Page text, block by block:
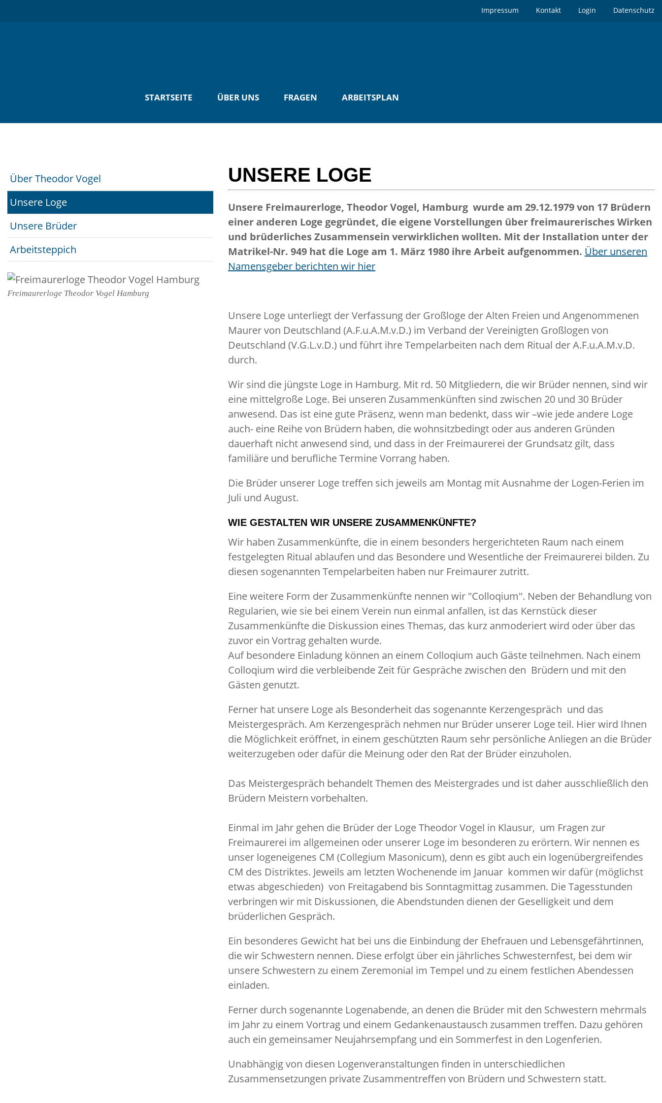
Impressum Kontakt Login Datenschutz
STARTSEITE ÜBER UNS FRAGEN ARBEITSPLAN
UNSERE LOGE
Unsere Freimaurerloge, Theodor Vogel, Hamburg wurde am 29.12.1979 von 17 Brüdern
einer anderen Loge gegründet, die eigene Vorstellungen über freimaurerisches Wirken
und brüderliches Zusammensein verwirklichen wollten. Mit der Installation unter der
Matrikel-Nr. 949 hat die Loge am 1. März 1980 ihre Arbeit aufgenommen. Über unseren
Namensgeber berichten wir hier
Unsere Loge unterliegt der Verfassung der Großloge der Alten Freien und Angenommenen
Maurer von Deutschland (A.F.u.A.M.v.D.) im Verband der Vereinigten Großlogen von
Deutschland (V.G.L.v.D.) und führt ihre Tempelarbeiten nach dem Ritual der A.F.u.A.M.v.D.
durch.
Wir sind die jüngste Loge in Hamburg. Mit rd. 50 Mitgliedern, die wir Brüder nennen, sind wir
eine mittelgroße Loge. Bei unseren Zusammenkünften sind zwischen 20 und 30 Brüder
anwesend. Das ist eine gute Präsenz, wenn man bedenkt, dass wir –wie jede andere Loge
auch- eine Reihe von Brüdern haben, die wohnsitzbedingt oder aus anderen Gründen
dauerhaft nicht anwesend sind, und dass in der Freimaurerei der Grundsatz gilt, dass
familiäre und berufliche Termine Vorrang haben.
Die Brüder unserer Loge treffen sich jeweils am Montag mit Ausnahme der Logen-Ferien im
Juli und August.
WIE GESTALTEN WIR UNSERE ZUSAMMENKÜNFTE?
Wir haben Zusammenkünfte, die in einem besonders hergerichteten Raum nach einem
festgelegten Ritual ablaufen und das Besondere und Wesentliche der Freimaurerei bilden. Zu
diesen sogenannten Tempelarbeiten haben nur Freimaurer zutritt.
Eine weitere Form der Zusammenkünfte nennen wir "Colloqium". Neben der Behandlung von
Regularien, wie sie bei einem Verein nun einmal anfallen, ist das Kernstück dieser
Zusammenkünfte die Diskussion eines Themas, das kurz anmoderiert wird oder über das
zuvor ein Vortrag gehalten wurde.
Auf besondere Einladung können an einem Colloqium auch Gäste teilnehmen. Nach einem
Colloqium wird die verbleibende Zeit für Gespräche zwischen den Brüdern und mit den
Gästen genutzt.
Ferner hat unsere Loge als Besonderheit das sogenannte Kerzengespräch und das
Meistergespräch. Am Kerzengespräch nehmen nur Brüder unserer Loge teil. Hier wird Ihnen
die Möglichkeit eröffnet, in einem geschützten Raum sehr persönliche Anliegen an die Brüder
weiterzugeben oder dafür die Meinung oder den Rat der Brüder einzuholen.
Das Meistergespräch behandelt Themen des Meistergrades und ist daher ausschließlich den
Brüdern Meistern vorbehalten.
Einmal im Jahr gehen die Brüder der Loge Theodor Vogel in Klausur, um Fragen zur
Freimaurerei im allgemeinen oder unserer Loge im besonderen zu erörtern. Wir nennen es
unser logeneigenes CM (Collegium Masonicum), denn es gibt auch ein logenübergreifendes
CM des Distriktes. Jeweils am letzten Wochenende im Januar kommen wir dafür (möglichst
etwas abgeschieden) von Freitagabend bis Sonntagmittag zusammen. Die Tagesstunden
verbringen wir mit Diskussionen, die Abendstunden dienen der Geselligkeit und dem
brüderlichen Gespräch.
Ein besonderes Gewicht hat bei uns die Einbindung der Ehefrauen und Lebensgefährtinnen,
die wir Schwestern nennen. Diese erfolgt über ein jährliches Schwesternfest, bei dem wir
unsere Schwestern zu einem Zeremonial im Tempel und zu einem festlichen Abendessen
einladen.
Ferner durch sogenannte Logenabende, an denen die Brüder mit den Schwestern mehrmals
im Jahr zu einem Vortrag und einem Gedankenaustausch zusammen treffen. Dazu gehören
auch ein gemeinsamer Neujahrsempfang und ein Sommerfest in den Logenferien.
Unabhängig von diesen Logenveranstaltungen finden in unterschiedlichen
Zusammensetzungen private Zusammentreffen von Brüdern und Schwestern statt.
Navigation
überspringen
Über Theodor Vogel
Unsere Loge
Unsere Brüder
Arbeitsteppich
Freimaurerloge Theodor Vogel Hamburg